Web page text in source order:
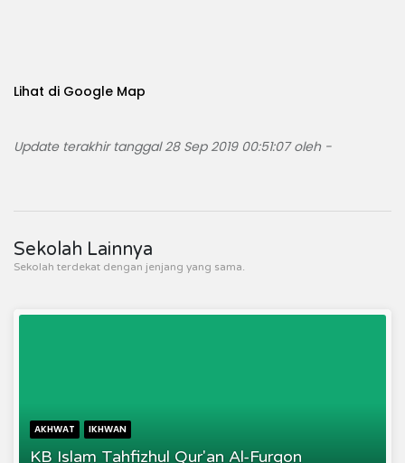
Lihat di Google Map
Update terakhir tanggal 28 Sep 2019 00:51:07 oleh -
Sekolah Lainnya
Sekolah terdekat dengan jenjang yang sama.
AKHWAT IKHWAN
KB Islam Tahfizhul Qur'an Al-Furqon